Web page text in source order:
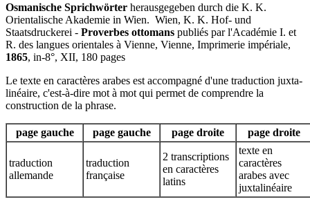
Osmanische Sprichwörter herausgegeben durch die K. K.
Orientalische Akademie in Wien. Wien, K. K. Hof- und
Staatsdruckerei - Proverbes ottomans publiés par l'Académie I. et
R. des langues orientales à Vienne, Vienne, Imprimerie impériale,
1865, in-8°, XII, 180 pages
Le texte en caractères arabes est accompagné d'une traduction juxta-
linéaire, c'est-à-dire mot à mot qui permet de comprendre la
construction de la phrase.
page gauche page gauche page droite page droite
traduction
allemande
traduction
française
2 transcriptions
en caractères
latins
texte en
caractères
arabes avec
juxtalinéaire